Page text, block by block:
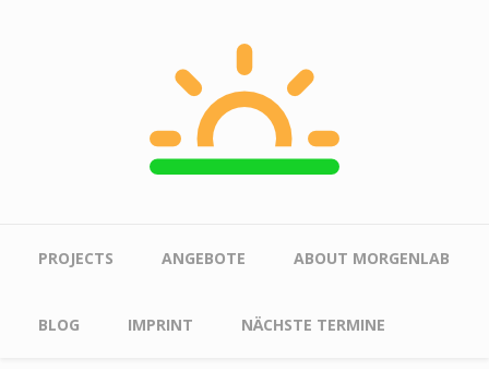
Main menu
PROJECTS ANGEBOTE ABOUT MORGENLAB
BLOG IMPRINT NÄCHSTE TERMINE